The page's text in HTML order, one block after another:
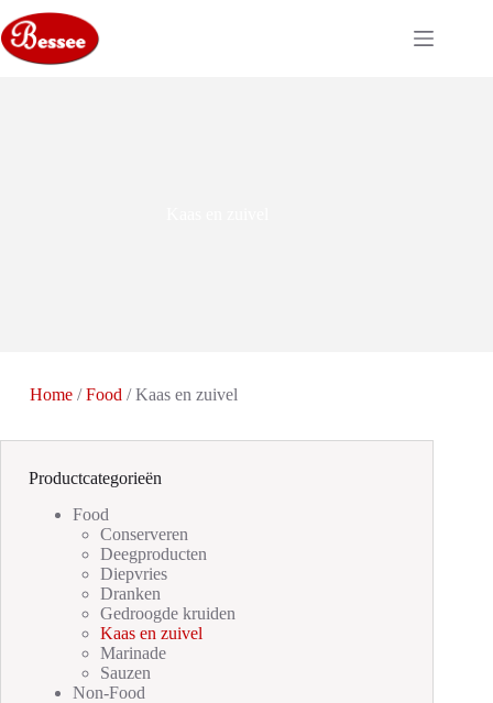
naar
de
inhoud
Home/Food / Kaas en zuivel
Productcategorieën
Food
Conserveren
Deegproducten
Diepvries
Dranken
Gedroogde kruiden
Kaas en zuivel
Marinade
Sauzen
Non-Food